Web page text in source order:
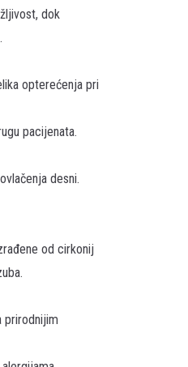
dok
opterećenja pri
pacijenata.
desni.
od cirkonij
prirodnijim